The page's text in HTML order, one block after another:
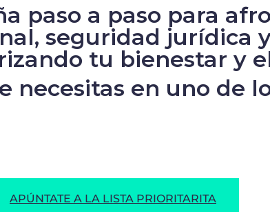
paso a paso para
seguridad jurídica
tu bienestar y
necesitas en uno de
APÚNTATE A LA LISTA PRIORITARITA